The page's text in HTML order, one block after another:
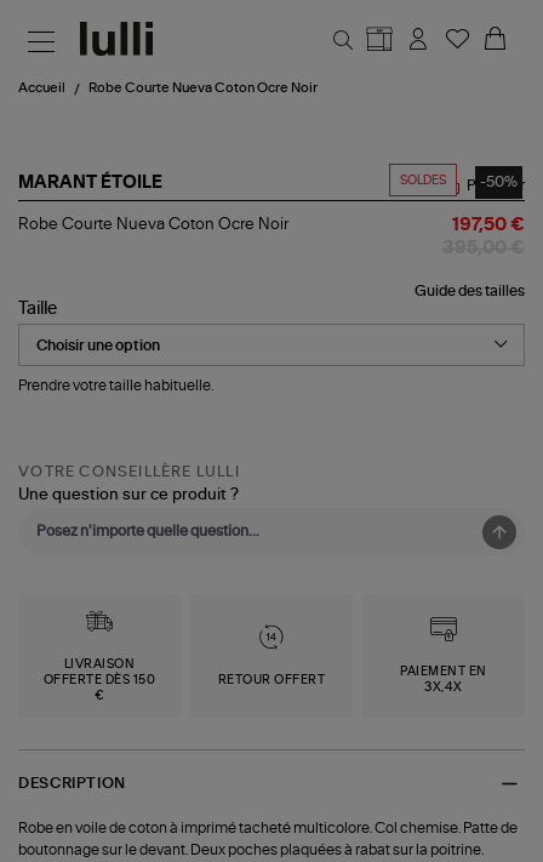
Accueil Robe Courte Nueva Coton Ocre Noir
SOLDES -50%
MARANT ÉTOILE
Robe
Ocre
Noir
Partager
Robe Courte Nueva Coton Ocre Noir 197,50 €
Guide des tailles
Taille
Prendre votre taille habituelle.
VOTRE CONSEILLÈRE LULLI
Une question sur ce produit ?
LIVRAISON
OFFERTE DÈS 150
€
RETOUR OFFERT
PAIEMENT EN
3X,4X
DESCRIPTION
Robe en voile de coton à imprimé tacheté multicolore. Col chemise. Patte de
boutonnage sur le devant. Deux poches plaquées à rabat sur la poitrine.